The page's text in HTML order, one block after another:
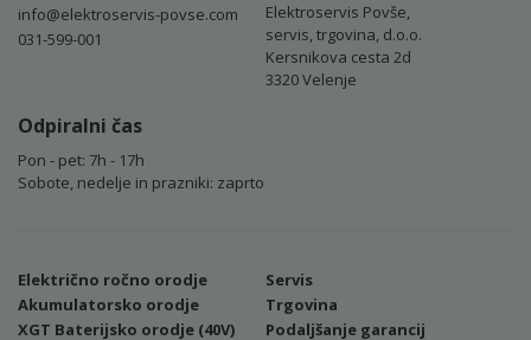
info@elektroservis-povse.com
031-599-001
Elektroservis Povše,
servis, trgovina, d.o.o.
Kersnikova cesta 2d
3320 Velenje
Odpiralni čas
Pon - pet: 7h - 17h
Sobote, nedelje in prazniki: zaprto
Električno ročno orodje
Akumulatorsko orodje
XGT Baterijsko orodje (40V)
Servis
Trgovina
Podaljšanje garancij